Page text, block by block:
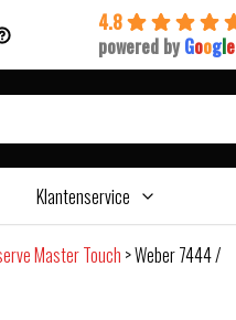
4.8
powered by Google
Klantenservice
Master Touch >Weber 7444 /